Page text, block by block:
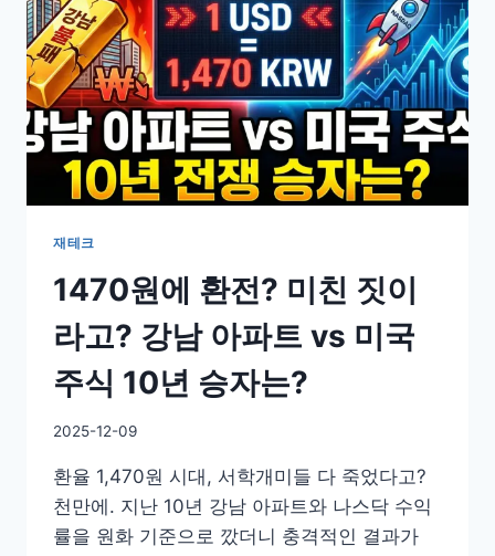
재테크
1470원에 환전? 미친 짓이
라고? 강남 아파트 vs 미국
주식 10년 승자는?
By
이
슈
2025-12-09
환율 1,470원 시대, 서학개미들 다 죽었다고?
천만에. 지난 10년 강남 아파트와 나스닥 수익
률을 원화 기준으로 깠더니 충격적인 결과가